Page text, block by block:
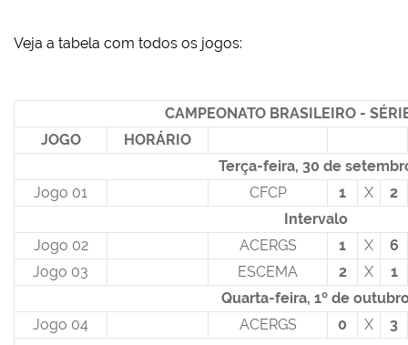
Veja a tabela com todos os jogos:
CAMPEONATO BRASILEIRO -
JOGO
HORÁRIO
Terça-feira, 30 de
Jogo 01
CFCP 1 X
2
Intervalo
Jogo 02
ACERGS 1 X
6
Jogo 03
ESCEMA 2 X
1
Quarta-feira, 1º de
Jogo 04
ACERGS 0 X
3